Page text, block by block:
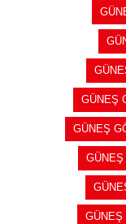
GÜNEŞ
GÜNEŞ
GÜNEŞ